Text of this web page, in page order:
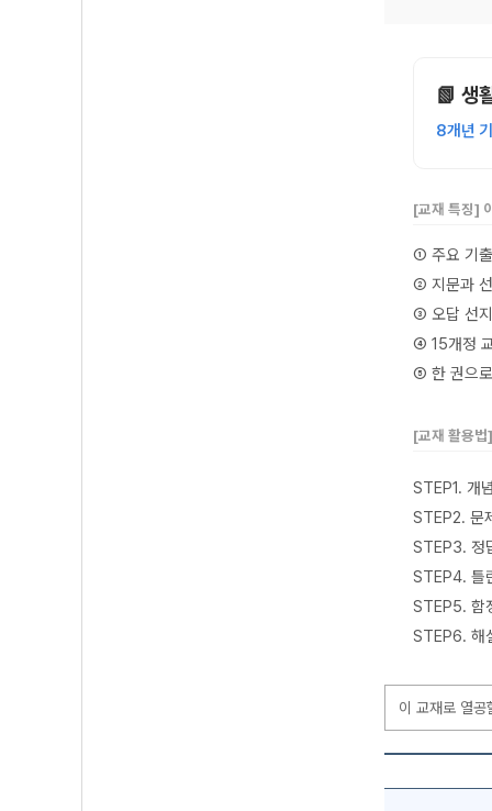
📗 생
8개년
[교재 특징]
① 주요 기
② 지문과
③ 오답 선
④ 15개정
⑤ 한 권으
[교재 활용법
STEP1. 개
STEP2. 문
STEP3. 정
STEP4. 틀
STEP5. 함
STEP6. 해
이 교재로 열